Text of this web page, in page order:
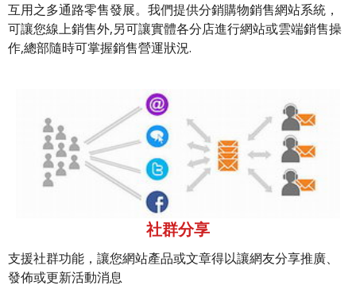
互用之多通路零售發展。我們提供分銷購物銷售網站系統，
可讓您線上銷售外,另可讓實體各分店進行網站或雲端銷售操
作,總部隨時可掌握銷售營運狀況.
社群分享
支援社群功能，讓您網站產品或文章得以讓網友分享推廣、
發佈或更新活動消息